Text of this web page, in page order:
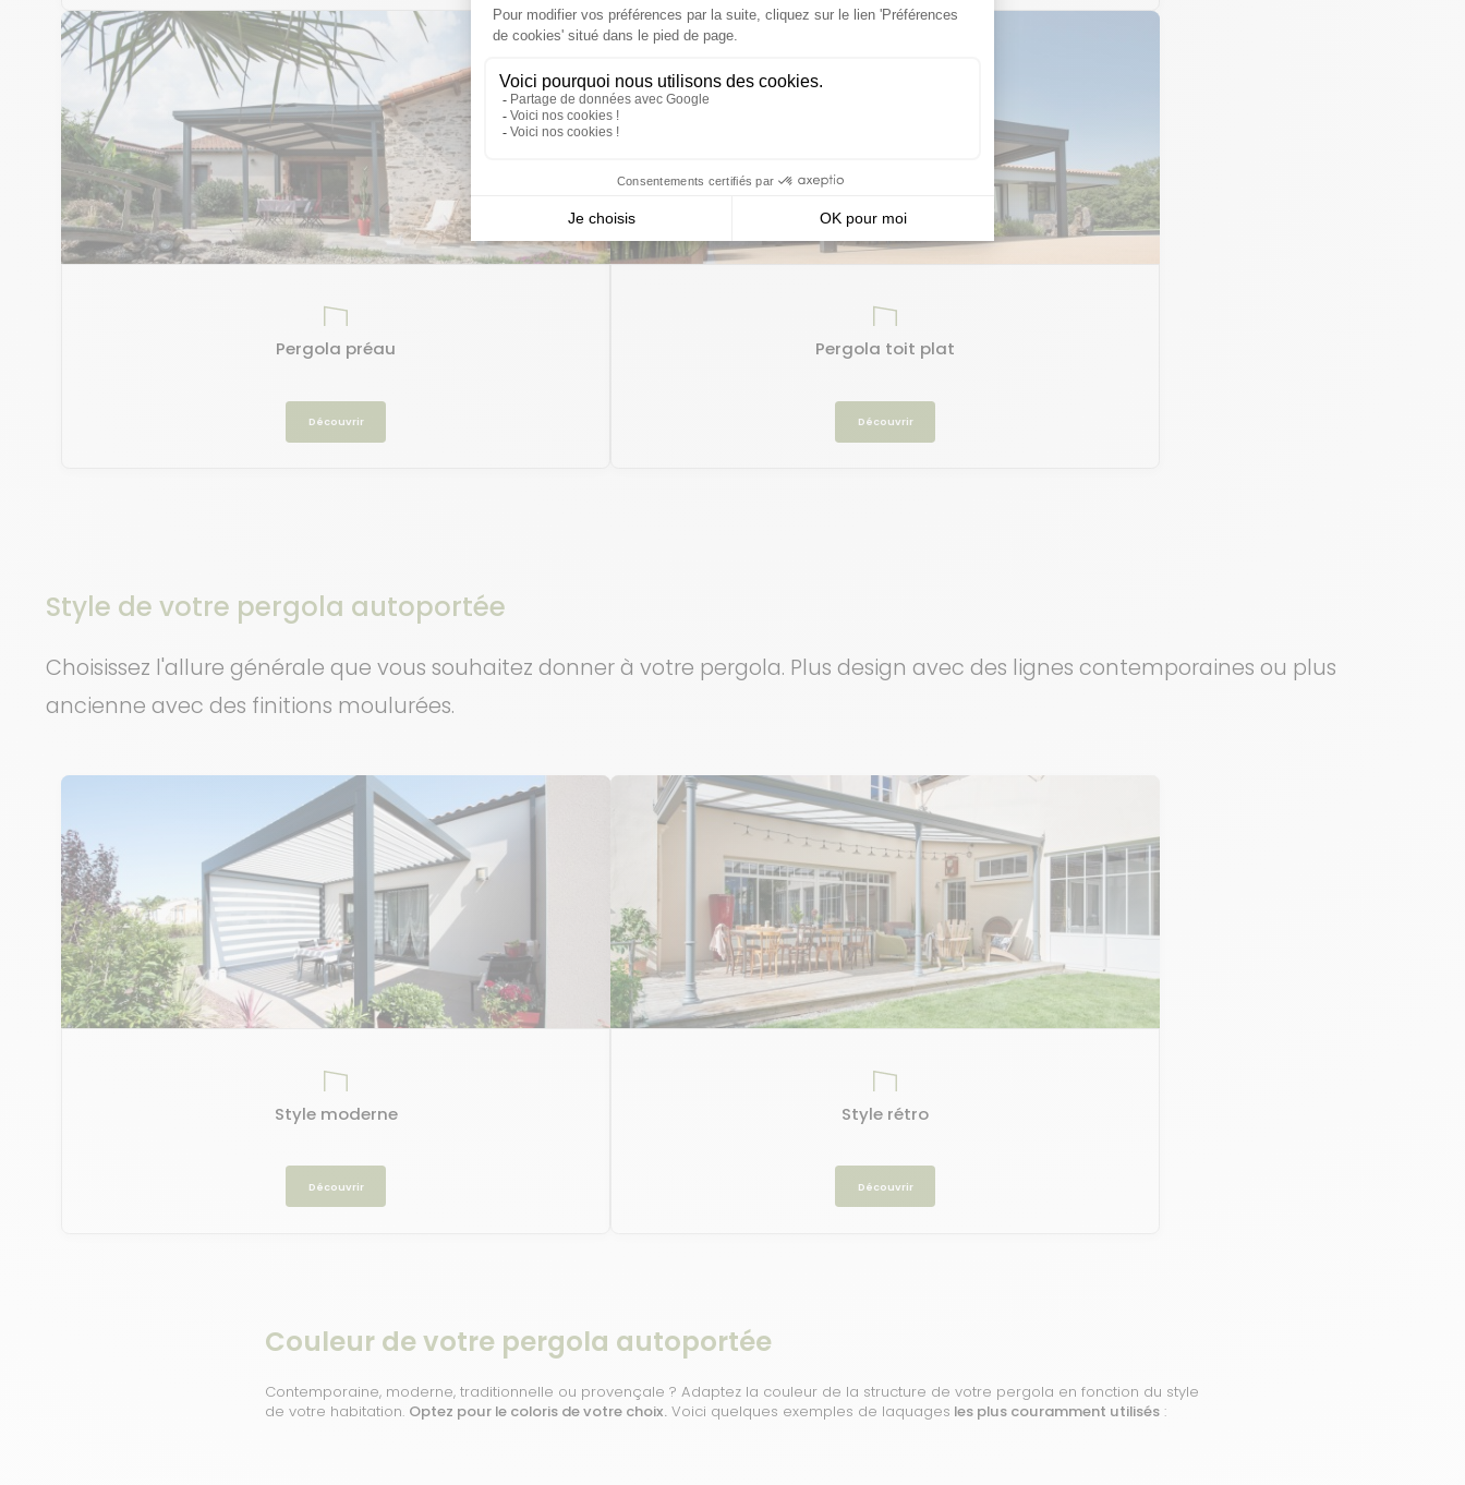
Pergola préau
Découvrir
Pergola toit plat
Découvrir
Style de votre pergola autoportée
Choisissez l'allure générale que vous souhaitez donner à votre pergola. Plus design avec des lignes contemporaines ou plus
ancienne avec des finitions moulurées.
Style moderne
Découvrir
Style rétro
Découvrir
Couleur de votre pergola autoportée
Contemporaine, moderne, traditionnelle ou provençale ? Adaptez la couleur de la structure de votre pergola en fonction du style
de votre habitation. Optez pour le coloris de votre choix.Voici quelques exemples de laquages les plus couramment utilisés: